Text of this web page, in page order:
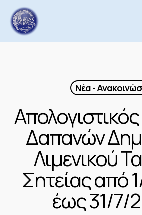
main
content
Νέα -
Δαπανών
Λιμενικού
Σητείας από
έως 31/7/